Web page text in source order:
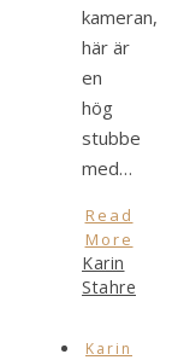
kameran,
här är
en
hög
stubbe
med…
Read
More
Karin
Stahre
Karin